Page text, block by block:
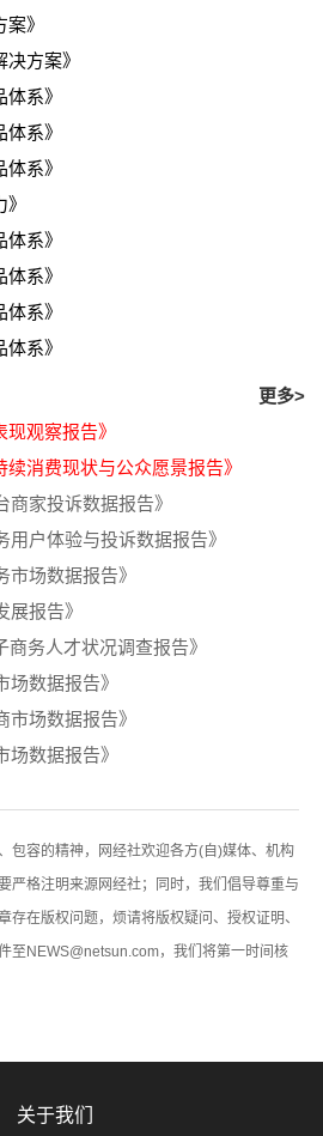
》
方案》
系》
系》
系》
系》
系》
系》
系》
更多>
现观察报告》
续消费现状与公众愿景报告》
商家投诉数据报告》
用户体验与投诉数据报告》
市场数据报告》
展报告》
商务人才状况调查报告》
场数据报告》
市场数据报告》
场数据报告》
包容的精神，网经社欢迎各方(自)媒体、机构
严格注明来源网经社；同时，我们倡导尊重与
存在版权问题，烦请将版权疑问、授权证明、
至NEWS@netsun.com，我们将第一时间核
关于我们